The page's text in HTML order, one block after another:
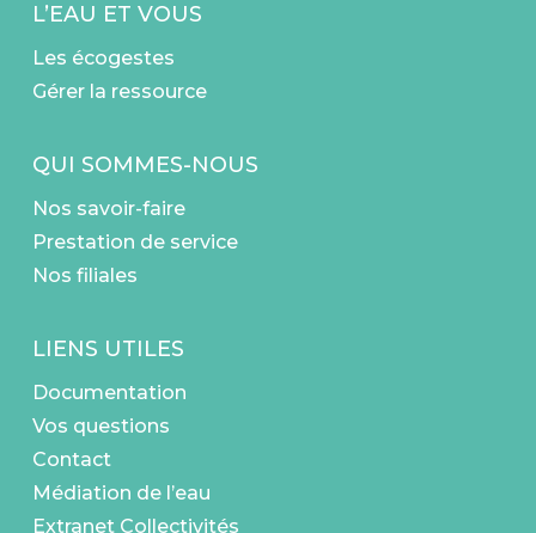
L’EAU ET VOUS
Les écogestes
Gérer la ressource
QUI SOMMES-NOUS
Nos savoir-faire
Prestation de service
Nos filiales
LIENS UTILES
Documentation
Vos questions
Contact
Médiation de l’eau
Extranet Collectivités